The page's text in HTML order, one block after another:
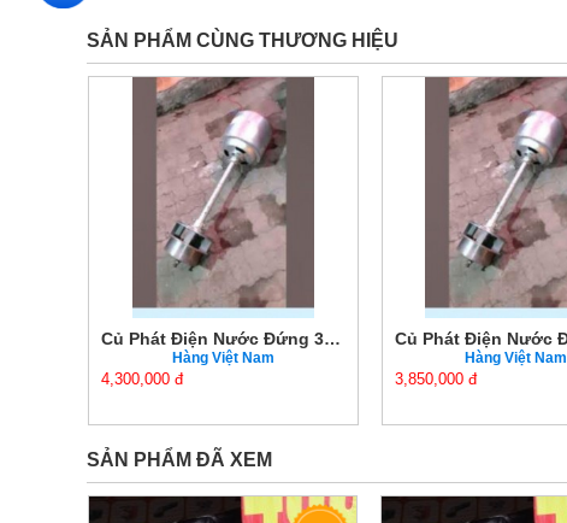
SẢN PHẨM CÙNG THƯƠNG HIỆU
Củ Phát Điện Nước Đứng 3KW Chính Hãng Giá Tốt
Hàng Việt Nam
4,300,000 đ
Hàng Việt Nam
3,850,000 đ
SẢN PHẨM ĐÃ XEM